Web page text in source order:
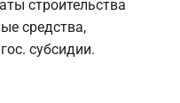
строительства
средства,
субсидии.